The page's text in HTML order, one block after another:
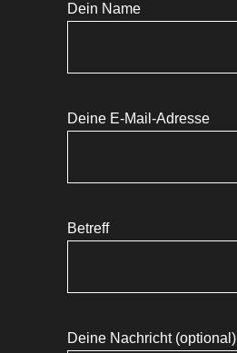
Dein Name
Deine E-Mail-Adresse
Betreff
Deine Nachricht (optional)